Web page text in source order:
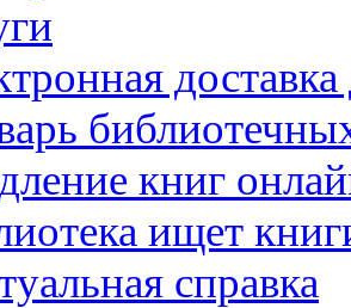
книг
ищет
справка